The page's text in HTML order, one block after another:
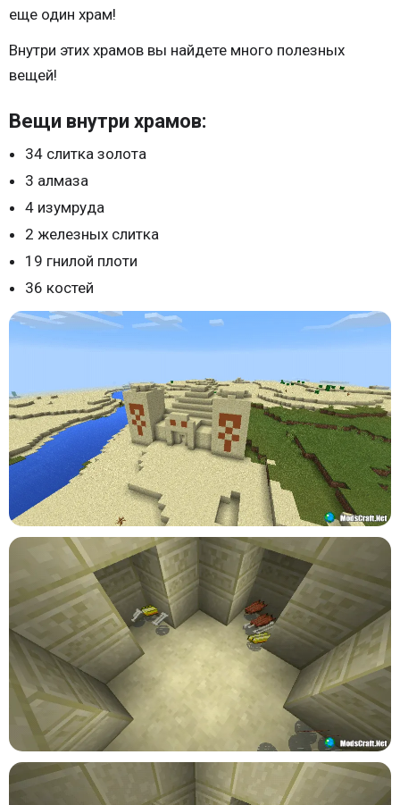
еще один храм!
Внутри этих храмов вы найдете много полезных
вещей!
Вещи внутри храмов:
34 слитка золота
3 алмаза
4 изумруда
2 железных слитка
19 гнилой плоти
36 костей